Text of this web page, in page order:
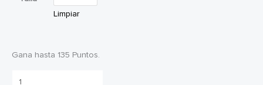
Limpiar
Gana hasta 135 Puntos.
Gorra